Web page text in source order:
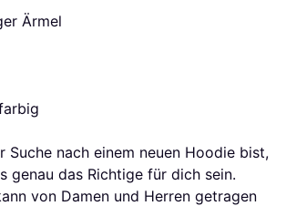
Ärmel
Suche nach einem neuen Hoodie bist,
genau das Richtige für dich sein.
von Damen und Herren getragen